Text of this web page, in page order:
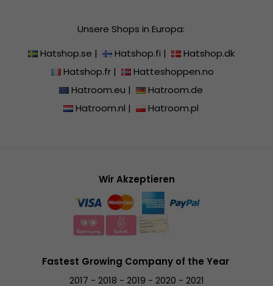
Unsere Shops in Europa:
Hatshop.se | Hatshop.fi |
Hatshop.dk
Hatshop.fr|
Hatteshoppen.no
Hatroom.eu |
Hatroom.de
Hatroom.nl | Hatroom.pl
Wir Akzeptieren
Fastest Growing Company of the Year
2017 - 2018 - 2019 - 2020 - 2021